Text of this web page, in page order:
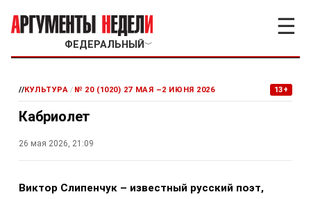
ФЕДЕРАЛЬНЫЙ ﹀
☰
//КУЛЬТУРА / № 20 (1020) 27 МАЯ –2 ИЮНЯ 2026 13+
Кабриолет
26 мая 2026, 21:09
Виктор Слипенчук – известный русский поэт,